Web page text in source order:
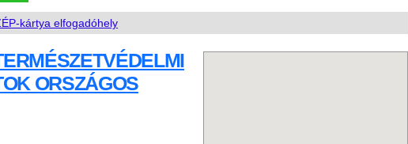
kártya elfogadóhely
ORSZÁGOS